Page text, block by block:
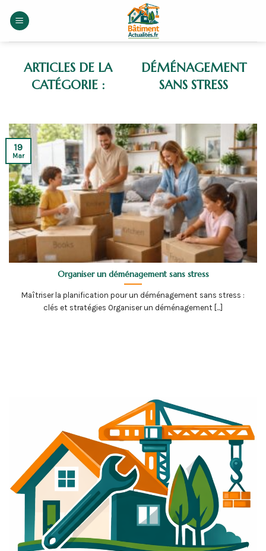
DÉMÉNAGEMENT
SANS STRESS
Organiser un déménagement sans stress
Maîtriser la planification pour un déménagement sans stress :
clés et stratégies Organiser un déménagement [...]
19
Mar